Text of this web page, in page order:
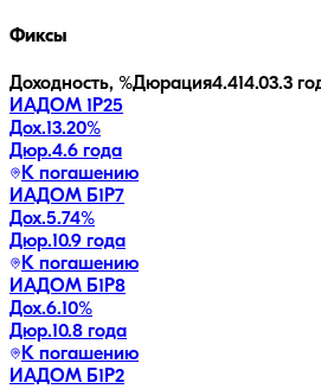
Фиксы
Доходность, %Дюрация4.414.03.3
ИАДОМ 1P25
Дох.13.20%
Дюр.4.6 года
К погашению
ИАДОМ Б1P7
Дох.5.74%
Дюр.10.9 года
К погашению
ИАДОМ Б1P8
Дох.6.10%
Дюр.10.8 года
К погашению
ИАДОМ Б1P2